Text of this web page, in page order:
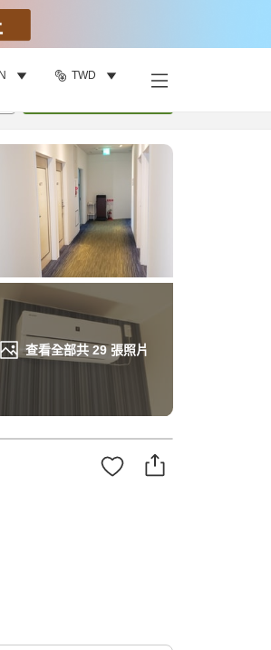
TWD
查看全部共 29張照片